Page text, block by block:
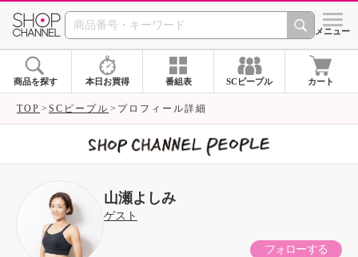
SHOP CHANNEL シメニュー
商品を探す 本日お買得 番組表 SCピープル カート
TOP SCピープル プロフィール詳細
山瀬よしみ
ゲスト
フォローする